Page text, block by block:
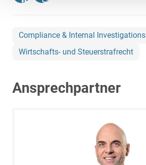
Compliance & Internal Investigations
Wirtschafts- und Steuerstrafrecht
Ansprechpartner